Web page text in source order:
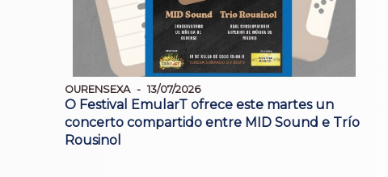
OURENSEXA 13/07/2026
O Festival EmularT ofrece este martes un
concerto compartido entre MID Sound e Trío
Rousinol